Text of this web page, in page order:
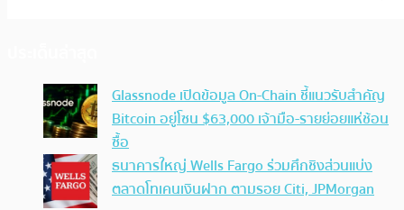
Glassnode เปิดข้อมูล On-Chain ชี้แนวรับสำคัญ
Bitcoin อยู่โซน $63,000 เจ้ามือ-รายย่อยแห่ช้อน
ซื้อ
ธนาคารใหญ่ Wells Fargo ร่วมศึกชิงส่วนแบ่ง
ตลาดโทเคนเงินฝาก ตามรอย Citi, JPMorgan